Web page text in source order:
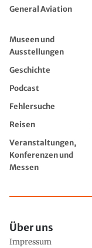
General Aviation
Museen und
Ausstellungen
Geschichte
Podcast
Fehlersuche
Reisen
Veranstaltungen,
Konferenzen und
Messen
Über uns
Impressum